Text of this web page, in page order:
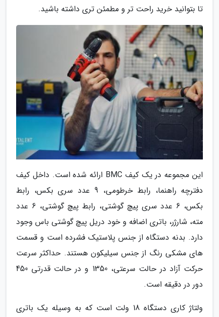
تا بتوانید خرید راحت تر و مطمئن تری داشته باشید.
این مجموعه در یک کیف BMC ارائه شده است. داخل کیف
دفترچه راهنما، رابط خرطومی، 9 عدد سری بکس، رابط
بکس، 6 عدد سری پیچ گوشتی، رابط پیچ گوشتی، 6 عدد
مته، شارژر، باتری اضافه و خود دریل پیچ گوشتی باس وجود
دارد. بدنه دستگاه از جنس پلاستیک فشرده است و قسمت
های مشکی رنگ از جنس سیلیکون هستند. حداکثر سرعت
حرکت آزاد در حالت سرعتی، 1350 و در حالت قدرتی 450
دور در دقیقه است.
ولتاژ کاری دستگاه 18 ولت است که به وسیله یک باتری